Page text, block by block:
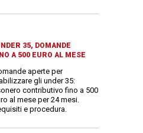
35, DOMANDE
A 500 EURO AL MESE
aperte per
gli under 35:
contributivo fino a 500
al mese per 24 mesi.
e procedura.